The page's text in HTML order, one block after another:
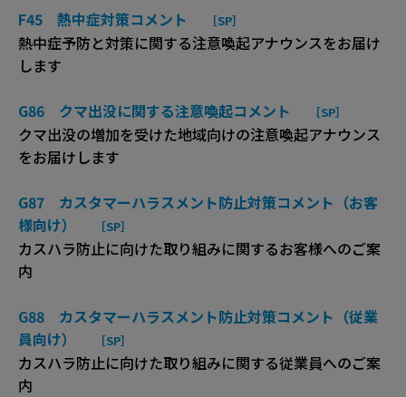
F45 熱中症対策コメント ［SP］
熱中症予防と対策に関する注意喚起アナウンスをお届け
します
G86 クマ出没に関する注意喚起コメント ［SP］
クマ出没の増加を受けた地域向けの注意喚起アナウンス
をお届けします
G87 カスタマーハラスメント防止対策コメント（お客
様向け）
［SP］
カスハラ防止に向けた取り組みに関するお客様へのご案
内
G88 カスタマーハラスメント防止対策コメント（従業
員向け）
［SP］
カスハラ防止に向けた取り組みに関する従業員へのご案
内